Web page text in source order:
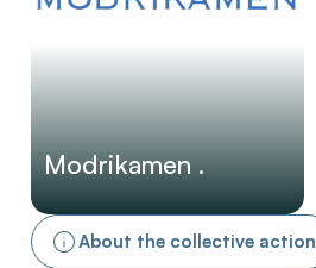
Modrikamen .
About the collective action